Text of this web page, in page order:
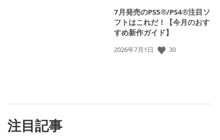
日:
7月発売のPS5®/PS4®注目ソ
フトはこれだ！【今月のおす
すめ新作ガイド】
公
2026年7月1日 30
注目記事